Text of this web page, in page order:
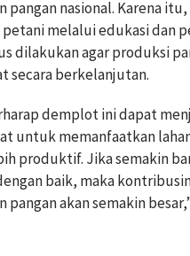
pangan nasional. Karena
petani melalui edukasi dan
dilakukan agar produksi
secara berkelanjutan.
demplot ini dapat
untuk memanfaatkan
produktif. Jika semakin
baik, maka
pangan akan semakin